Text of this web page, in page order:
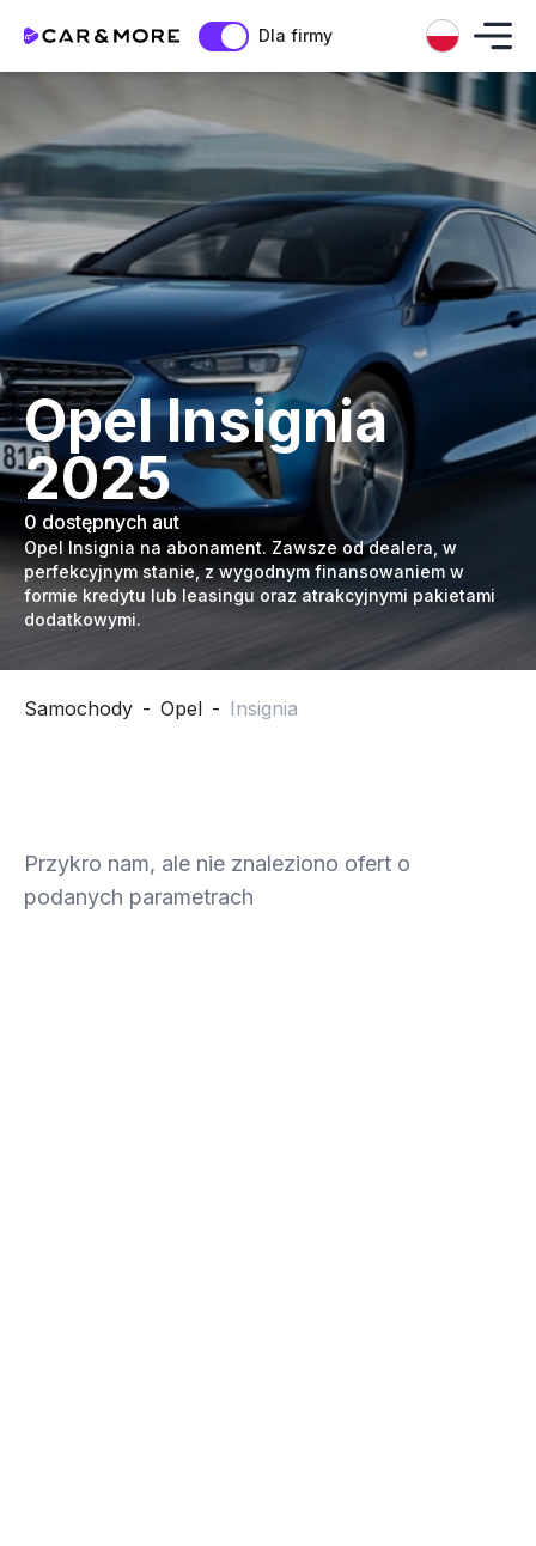
Dla firmy
Opel Insignia
2025
0 dostępnych aut
Opel Insignia na abonament. Zawsze od dealera, w
perfekcyjnym stanie, z wygodnym finansowaniem w
formie kredytu lub leasingu oraz atrakcyjnymi pakietami
dodatkowymi.
Samochody - Opel - Insignia
Przykro nam, ale nie znaleziono ofert o
podanych parametrach